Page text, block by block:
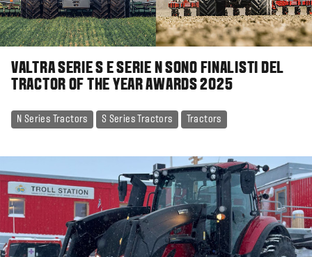
VALTRA SERIE S E SERIE N SONO FINALISTI DEL
TRACTOR OF THE YEAR AWARDS 2025
N Series Tractors S Series Tractors Tractors